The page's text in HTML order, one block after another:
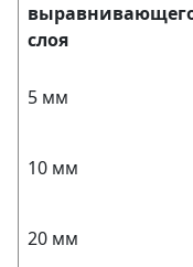
слоя
5 мм
10 мм
20 мм